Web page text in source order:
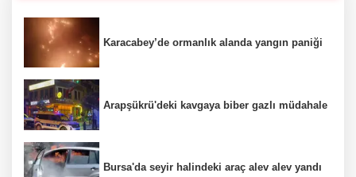
Karacabey’de ormanlık alanda yangın paniği
Arapşükrü'deki kavgaya biber gazlı müdahale
Bursa'da seyir halindeki araç alev alev yandı